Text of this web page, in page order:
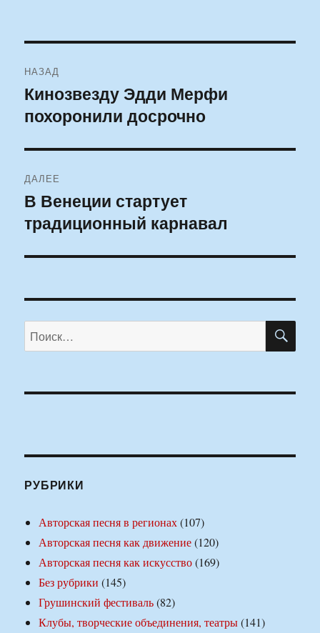
по
записям
НАЗАД
Предыдущая
запись:
Кинозвезду Эдди Мерфи
похоронили досрочно
ДАЛЕЕ
Следующая
запись:
В Венеции стартует
традиционный карнавал
Искать:
РУБРИКИ
Авторская песня в регионах(107)
Авторская песня как движение(120)
Авторская песня как искусство(169)
Без рубрики (145)
Грушинский фестиваль(82)
Клубы, творческие объединения, театры(141)